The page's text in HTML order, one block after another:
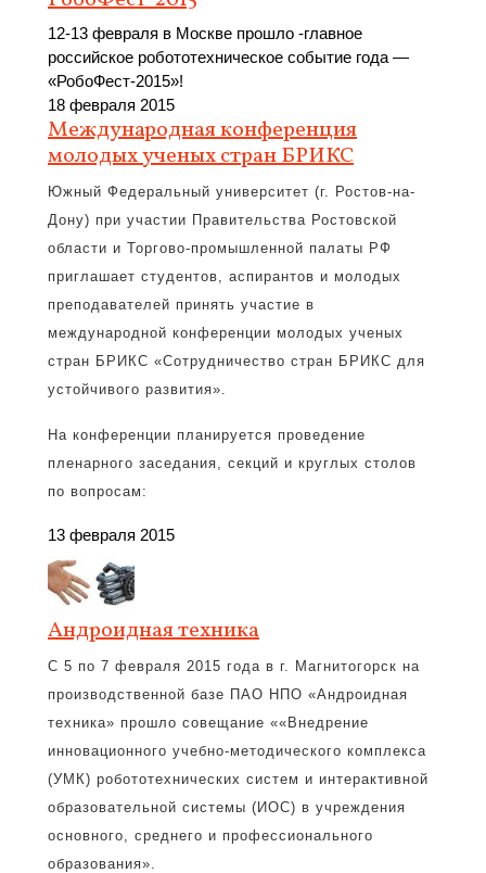
12-13 февраля в Москве прошло -главное
российское робототехническое событие года —
«РобоФест-2015»!
18 февраля 2015
Международная конференция
молодых ученых стран БРИКС
Южный Федеральный университет (г. Ростов-на-
Дону) при участии Правительства Ростовской
области и Торгово-промышленной палаты РФ
приглашает студентов, аспирантов и молодых
преподавателей принять участие в
международной конференции молодых ученых
стран БРИКС «Сотрудничество стран БРИКС для
устойчивого развития».
На конференции планируется проведение
пленарного заседания, секций и круглых столов
по вопросам:
13 февраля 2015
Андроидная техника
С 5 по 7 февраля 2015 года в г. Магнитогорск на
производственной базе ПАО НПО «Андроидная
техника» прошло совещание ««Внедрение
инновационного учебно-методического комплекса
(УМК) робототехнических систем и интерактивной
образовательной системы (ИОС) в учреждения
основного, среднего и профессионального
образования».